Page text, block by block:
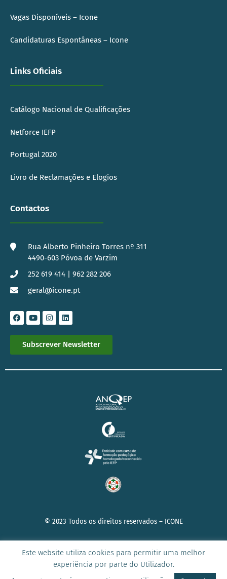
Vagas Disponíveis – Icone
Candidaturas Espontâneas – Icone
Links Oficiais
Catálogo Nacional de Qualificações
Netforce IEFP
Portugal 2020
Livro de Reclamações e Elogios
Contactos
Rua Alberto Pinheiro Torres nº 311
4490-603 Póvoa de Varzim
252 619 414 | 962 282 206
geral@icone.pt
Subscrever Newsletter
© 2023 Todos os direitos reservados – ICONE
AVISO DE PRIVACIDADE |POLÍTICA DE COOKIES|TERMOS E
CONDIÇÕES
Este website utiliza cookies para permitir uma melhor
experiência por parte do Utilizador.